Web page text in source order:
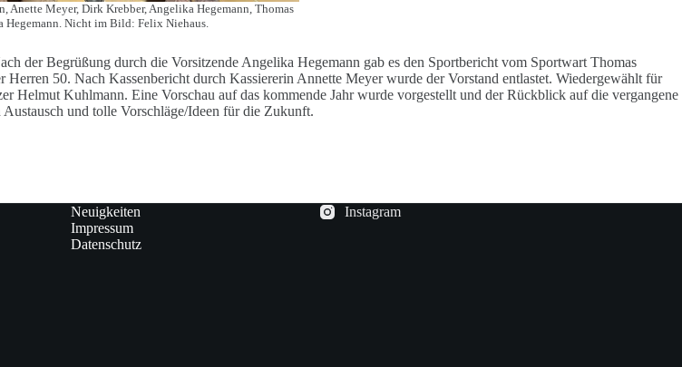
Anette Meyer, Dirk Krebber, Angelika Hegemann, Thomas
Hegemann. Nicht im Bild: Felix Niehaus.
der Begrüßung durch die Vorsitzende Angelika Hegemann gab es den Sportbericht vom Sportwart Thomas
50. Nach Kassenbericht durch Kassiererin Annette Meyer wurde der Vorstand entlastet. Wiedergewählt für
Helmut Kuhlmann. Eine Vorschau auf das kommende Jahr wurde vorgestellt und der Rückblick auf die vergangene
und tolle Vorschläge/Ideen für die Zukunft.
Neuigkeiten
Impressum
Datenschutz
Instagram